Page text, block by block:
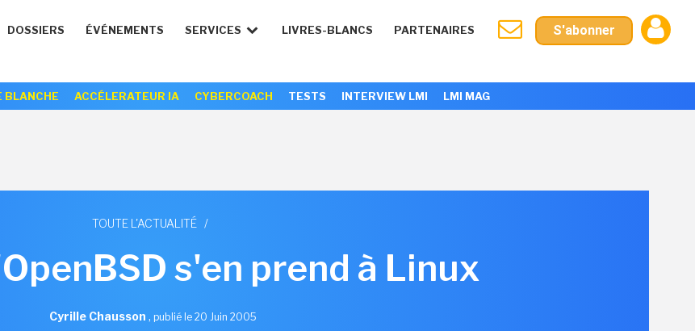
DOSSIERS ÉVÉNEMENTS SERVICES LIVRES-BLANCS PARTENAIRES S'abonner
BLANCHE ACCÉLERATEUR IA CYBERCOACH TESTS INTERVIEW LMI LMI MAG
TOUTE L'ACTUALITÉ /
s'en prend à Linux
Cyrille Chausson , publié le 20 Juin 2005